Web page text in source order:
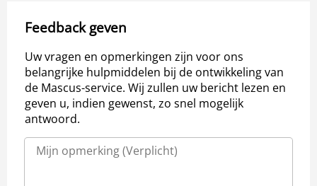
Feedback geven
Uw vragen en opmerkingen zijn voor ons
belangrijke hulpmiddelen bij de ontwikkeling van
de Mascus-service. Wij zullen uw bericht lezen en
geven u, indien gewenst, zo snel mogelijk
antwoord.